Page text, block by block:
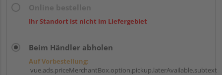
Ihr Standort ist nicht im Liefergebiet
Beim Händler abholen
Auf Vorbestellung:
vue.ads.priceMerchantBox.option.pickup.laterAvailable.subtext